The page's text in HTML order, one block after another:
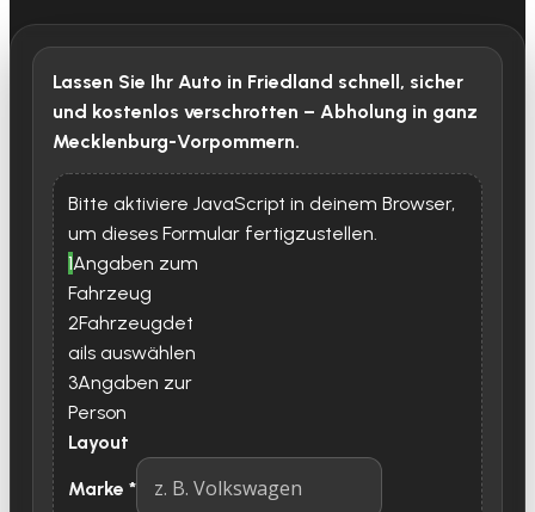
Lassen Sie Ihr Auto in Friedland schnell, sicher
und kostenlos verschrotten – Abholung in ganz
Mecklenburg-Vorpommern.
Bitte aktiviere JavaScript in deinem Browser,
um dieses Formular fertigzustellen.
1Angaben zum
Fahrzeug
2Fahrzeugdet
ails auswählen
3Angaben zur
Person
Layout
Marke *